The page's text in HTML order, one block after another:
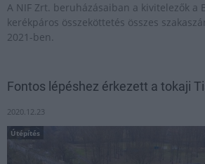
A NIF Zrt. beruházásaiban a kivitelezők a
kerékpáros összeköttetés összes
2021-ben.
Fontos lépéshez érkezett a tokaji
2020.12.23
Útépítés